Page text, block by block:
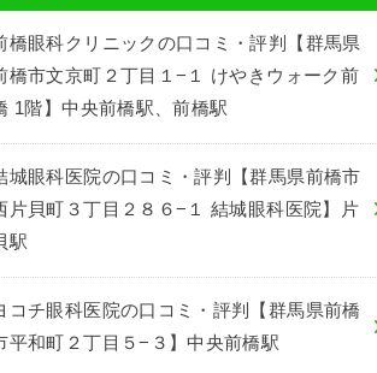
橋眼科クリニックの口コミ・評判【群馬県
橋市文京町２丁目１−１ けやきウォーク前
1階】中央前橋駅、前橋駅
城眼科医院の口コミ・評判【群馬県前橋市
片貝町３丁目２８６−１ 結城眼科医院】片
駅
コチ眼科医院の口コミ・評判【群馬県前橋
平和町２丁目５−３】中央前橋駅